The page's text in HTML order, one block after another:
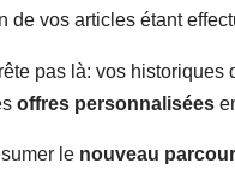
de vos articles étant
pas là: vos
offres personnalisées
le nouveau